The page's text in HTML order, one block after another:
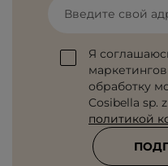
Введите свой
Я
обработку
Cosibella sp.
политикой